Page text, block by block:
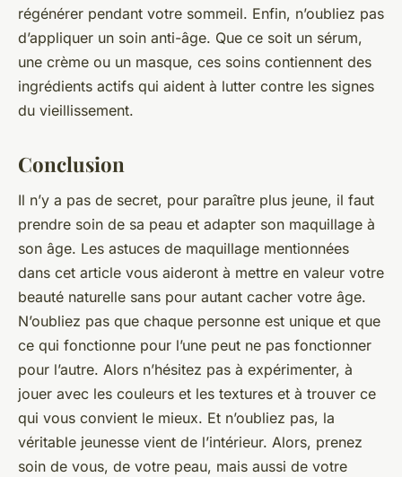
régénérer pendant votre sommeil. Enfin, n’oubliez pas
d’appliquer un soin anti-âge. Que ce soit un sérum,
une crème ou un masque, ces soins contiennent des
ingrédients actifs qui aident à lutter contre les signes
du vieillissement.
Conclusion
Il n’y a pas de secret, pour paraître plus jeune, il faut
prendre soin de sa peau et adapter son maquillage à
son âge. Les astuces de maquillage mentionnées
dans cet article vous aideront à mettre en valeur votre
beauté naturelle sans pour autant cacher votre âge.
N’oubliez pas que chaque personne est unique et que
ce qui fonctionne pour l’une peut ne pas fonctionner
pour l’autre. Alors n’hésitez pas à expérimenter, à
jouer avec les couleurs et les textures et à trouver ce
qui vous convient le mieux. Et n’oubliez pas, la
véritable jeunesse vient de l’intérieur. Alors, prenez
soin de vous, de votre peau, mais aussi de votre